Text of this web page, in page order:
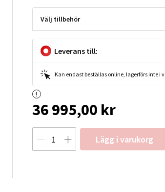
Välj tillbehör
Leverans till:
Kan endast beställas online, lagerförs inte i
36 995,00 kr
Lägg i varukorg